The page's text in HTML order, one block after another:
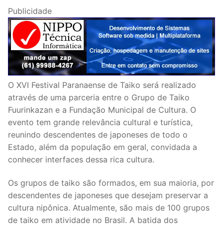
Publicidade
O XVI Festival Paranaense de Taiko será realizado
através de uma parceria entre o Grupo de Taiko
Fuurinkazan e a Fundação Municipal de Cultura. O
evento tem grande relevância cultural e turística,
reunindo descendentes de japoneses de todo o
Estado, além da população em geral, convidada a
conhecer interfaces dessa rica cultura.
Os grupos de taiko são formados, em sua maioria, por
descendentes de japoneses que desejam preservar a
cultura nipônica. Atualmente, são mais de 100 grupos
de taiko em atividade no Brasil. A batida dos